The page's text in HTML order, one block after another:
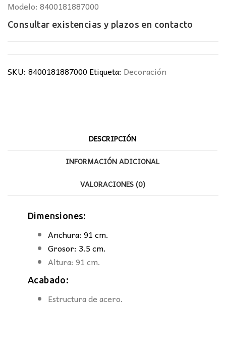
Modelo: 8400181887000
Consultar existencias y plazos en contacto
SKU: 8400181887000Etiqueta: Decoración
DESCRIPCIÓN
INFORMACIÓN ADICIONAL
VALORACIONES (0)
Dimensiones:
Anchura: 91 cm.
Grosor: 3.5 cm.
Altura: 91 cm.
Acabado:
Estructura de acero.